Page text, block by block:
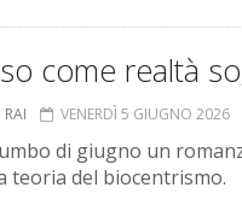
come realtà
VENERDÌ 5 GIUGNO 2026
di giugno un
teoria del biocentrismo.